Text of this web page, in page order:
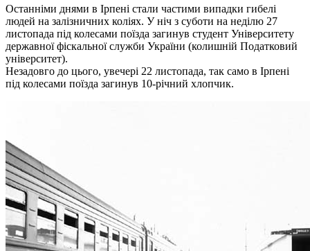
Останніми днями в Ірпені стали частими випадки гибелі
людей на залізничних коліях. У ніч з суботи на неділю 27
листопада під колесами поїзда загинув студент Університету
державної фіскальної служби України (колишній Податковий
університет).
Незадовго до цього, увечері 22 листопада, так само в Ірпені
під колесами поїзда загинув 10-річний хлопчик.